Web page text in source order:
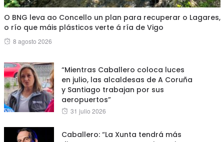
O BNG leva ao Concello un plan para recuperar o Lagares,
o río que máis plásticos verte á ría de Vigo
Posted
8 agosto 2026
“Mientras Caballero coloca luces
en julio, las alcaldesas de A Coruña
y Santiago trabajan por sus
aeropuertos”
Posted
31 julio 2026
Caballero: “La Xunta tendrá más